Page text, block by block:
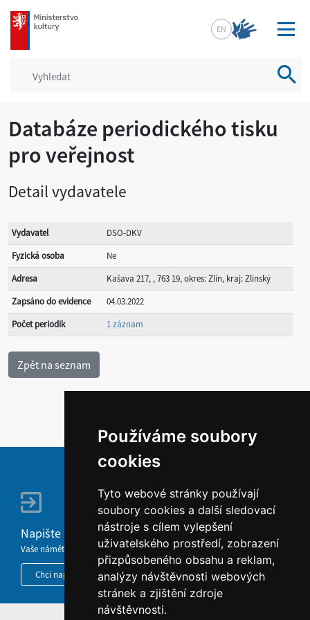
Používáme soubory
cookies
Tyto webové stránky používají
soubory cookies a další sledovací
nástroje s cílem vylepšení
uživatelského prostředí, zobrazení
přizpůsobeného obsahu a reklam,
analýzy návštěvnosti webových
stránek a zjištění zdroje
návštěvnosti.
mkcr.cz
EN
Databáze periodického tisku
pro veřejnost
Detail vydavatele
Vydavatel
DSO-DKV
Fyzická osoba
Ne
Adresa
Kašava 217, , 763 19, okres: Zlín, kraj: Zlínský
Zapsáno do evidence
04.03.2022
Počet periodik
1 záznam
Napište nám
Vaše náměty, komentáře, připomínky a dotazy nezůstanou bez odezvy.
Chci napsat MKČR